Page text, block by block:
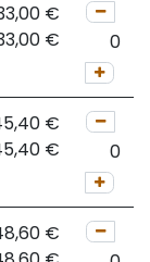
€
€
€
€
€